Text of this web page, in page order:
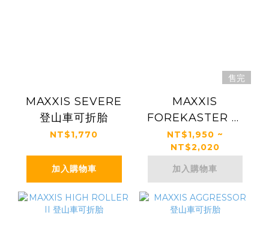
MAXXIS SEVERE
登山車可折胎
NT$1,770
加入購物車
售完
MAXXIS
FOREKASTER 登
山車可折胎
NT$1,950 ~
NT$2,020
加入購物車